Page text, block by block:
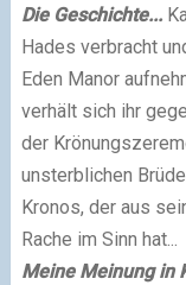
Die Geschichte...
Hades verbracht
Eden Manor
verhält sich ihr
der
unsterblichen
Kronos, der aus
Rache im Sinn hat...
Meine Meinung in